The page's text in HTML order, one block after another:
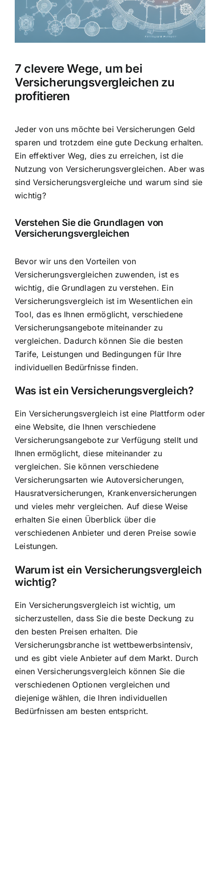
Hausratversicherung
Berufsunfähigkeitsversicherung
Weitere Tarifvergleiche
Hilfe und Kontakt
7 clevere Wege, um bei
Versicherungsvergleichen zu
profitieren
Jeder von uns möchte bei Versicherungen Geld
sparen und trotzdem eine gute Deckung erhalten.
Ein effektiver Weg, dies zu erreichen, ist die
Nutzung von Versicherungsvergleichen. Aber was
sind Versicherungsvergleiche und warum sind sie
wichtig?
Verstehen Sie die Grundlagen von
Versicherungsvergleichen
Bevor wir uns den Vorteilen von
Versicherungsvergleichen zuwenden, ist es
wichtig, die Grundlagen zu verstehen. Ein
Versicherungsvergleich ist im Wesentlichen ein
Tool, das es Ihnen ermöglicht, verschiedene
Versicherungsangebote miteinander zu
vergleichen. Dadurch können Sie die besten
Tarife, Leistungen und Bedingungen für Ihre
individuellen Bedürfnisse finden.
Was ist ein Versicherungsvergleich?
Ein Versicherungsvergleich ist eine Plattform oder
eine Website, die Ihnen verschiedene
Versicherungsangebote zur Verfügung stellt und
Ihnen ermöglicht, diese miteinander zu
vergleichen. Sie können verschiedene
Versicherungsarten wie Autoversicherungen,
Hausratversicherungen, Krankenversicherungen
und vieles mehr vergleichen. Auf diese Weise
erhalten Sie einen Überblick über die
verschiedenen Anbieter und deren Preise sowie
Leistungen.
Warum ist ein Versicherungsvergleich
wichtig?
Ein Versicherungsvergleich ist wichtig, um
sicherzustellen, dass Sie die beste Deckung zu
den besten Preisen erhalten. Die
Versicherungsbranche ist wettbewerbsintensiv,
und es gibt viele Anbieter auf dem Markt. Durch
einen Versicherungsvergleich können Sie die
verschiedenen Optionen vergleichen und
diejenige wählen, die Ihren individuellen
Bedürfnissen am besten entspricht.